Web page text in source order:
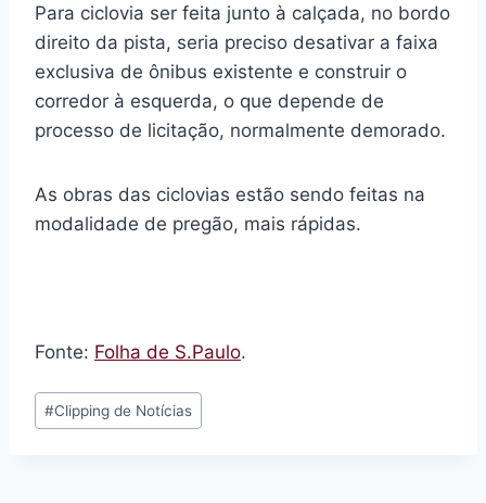
Para ciclovia ser feita junto à calçada, no bordo
direito da pista, seria preciso desativar a faixa
exclusiva de ônibus existente e construir o
corredor à esquerda, o que depende de
processo de licitação, normalmente demorado.
As obras das ciclovias estão sendo feitas na
modalidade de pregão, mais rápidas.
Fonte: Folha de S.Paulo.
Tags
do
#Clipping de Notícias